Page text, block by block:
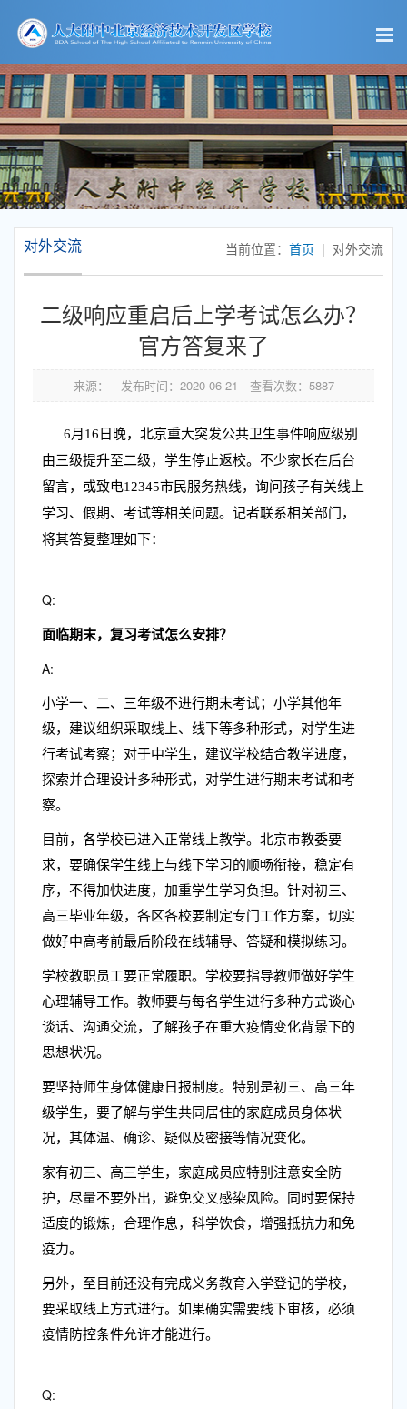
对外交流 当前位置： 首页 | 对外交流
二级响应重启后上学考试怎么办？
官方答复来了
来源： 发布时间： 2020-06-21 查看次数： 5887
6月16日晚，北京重大突发公共卫生事件响应级别
由三级提升至二级，学生停止返校。不少家长在后台
留言，或致电12345市民服务热线，询问孩子有关线上
学习、假期、考试等相关问题。 记者联系相关部门，
将其答复整理如下：
Q:
面临期末，复习考试怎么安排？
A:
小学一、二、三年级不进行期末考试；小学其他年
级，建议组织采取线上、线下等多种形式，对学生进
行考试考察；对于中学生，建议学校结合教学进度，
探索并合理设计多种形式，对学生进行期末考试和考
察。
目前，各学校已进入正常线上教学。北京市教委要
求，要确保学生线上与线下学习的顺畅衔接，稳定有
序，不得加快进度，加重学生学习负担。针对初三、
高三毕业年级，各区各校要制定专门工作方案，切实
做好中高考前最后阶段在线辅导、答疑和模拟练习。
学校教职员工要正常履职。学校要指导教师做好学生
心理辅导工作。教师要与每名学生进行多种方式谈心
谈话、沟通交流，了解孩子在重大疫情变化背景下的
思想状况。
要坚持师生身体健康日报制度。特别是初三、高三年
级学生，要了解与学生共同居住的家庭成员身体状
况，其体温、确诊、疑似及密接等情况变化。
家有初三、高三学生，家庭成员应特别注意安全防
护，尽量不要外出，避免交叉感染风险。同时要保持
适度的锻炼，合理作息，科学饮食，增强抵抗力和免
疫力。
另外，至目前还没有完成义务教育入学登记的学校，
要采取线上方式进行。如果确实需要线下审核，必须
疫情防控条件允许才能进行。
Q: